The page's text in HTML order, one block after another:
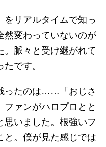
をリアルタイムで知っ
然変わっていないのが
。脈々と受け継がれて
です。
ったのは……「おじさ
ファンがハロプロとと
思いました。根強いフ
と。僕が見た感じでは